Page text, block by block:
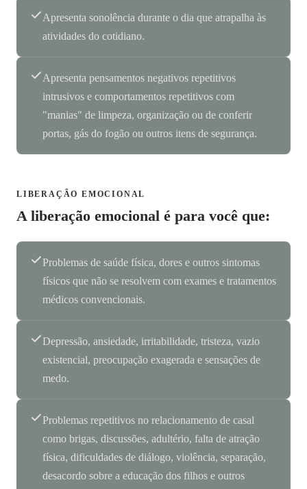
Apresenta sonolência durante o dia que atrapalha às
atividades do cotidiano.
Apresenta pensamentos negativos repetitivos
intrusivos e comportamentos repetitivos com
"manias" de limpeza, organização ou de conferir
portas, gás do fogão ou outros itens de segurança.
LIBERAÇÃO EMOCIONAL
A liberação emocional é para você que:
Problemas de saúde física, dores e outros sintomas
físicos que não se resolvem com exames e tratamentos
médicos convencionais.
Depressão, ansiedade, irritabilidade, tristeza, vazio
existencial, preocupação exagerada e sensações de
medo.
Problemas repetitivos no relacionamento de casal
como brigas, discussões, adultério, falta de atração
física, dificuldades de diálogo, violência, separação,
desacordo sobre a educação dos filhos e outros